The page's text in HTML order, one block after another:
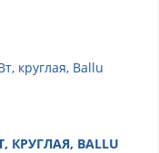
КРУГЛАЯ, BALLU